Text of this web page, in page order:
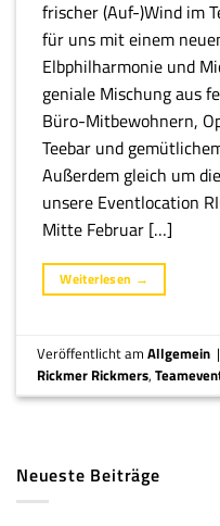
frischer (Auf-)Wind im
für uns mit einem
Elbphilharmonie und
geniale Mischung aus
Büro-Mitbewohnern,
Teebar und
Außerdem gleich um
unsere Eventlocation
Mitte Februar […]
Weiterlesen →
Veröffentlicht amAllgemein |
Rickmer Rickmers,
Neueste Beiträge